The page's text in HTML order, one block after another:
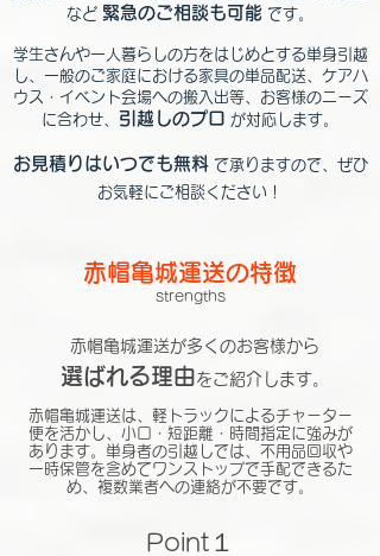
など 緊急のご相談も可能 です。
学生さんや一人暮らしの方をはじめとする単身引越
し、一般のご家庭における家具の単品配送、ケアハ
ウス・イベント会場への搬入出等、お客様のニーズ
に合わせ、 引越しのプロ が対応します。
お見積りはいつでも無料 で承りますので、ぜひ
お気軽にご相談ください！
赤帽亀城運送の特徴
strengths
赤帽亀城運送が多くのお客様から
選ばれる理由をご紹介します。
赤帽亀城運送は、軽トラックによるチャーター
便を活かし、小口・短距離・時間指定に強みが
あります。単身者の引越しでは、不用品回収や
一時保管を含めてワンストップで手配できるた
め、複数業者への連絡が不要です。
​Point１